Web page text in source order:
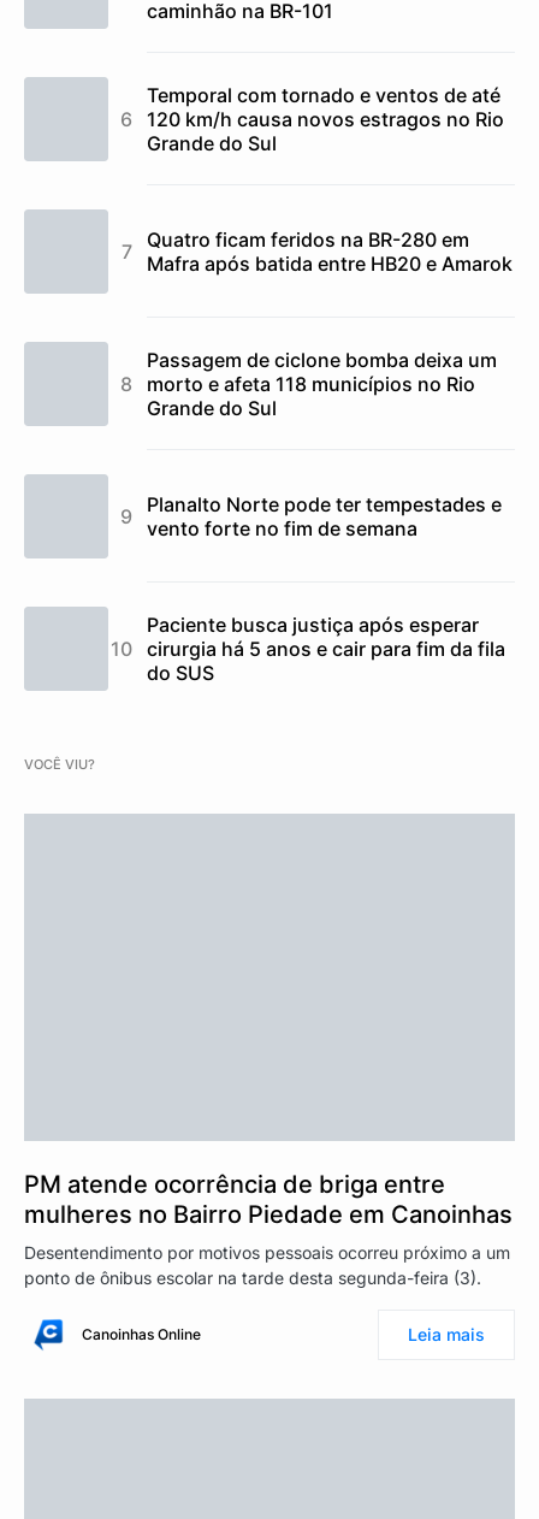
caminhão na BR-101
Temporal com tornado e ventos de até
120 km/h causa novos estragos no Rio
Grande do Sul
Quatro ficam feridos na BR-280 em
Mafra após batida entre HB20 e Amarok
Passagem de ciclone bomba deixa um
morto e afeta 118 municípios no Rio
Grande do Sul
Planalto Norte pode ter tempestades e
vento forte no fim de semana
Paciente busca justiça após esperar
cirurgia há 5 anos e cair para fim da fila
do SUS
VOCÊ VIU?
PM atende ocorrência de briga entre
mulheres no Bairro Piedade em Canoinhas
Desentendimento por motivos pessoais ocorreu próximo a um
ponto de ônibus escolar na tarde desta segunda-feira (3).
Canoinhas Online Leia mais